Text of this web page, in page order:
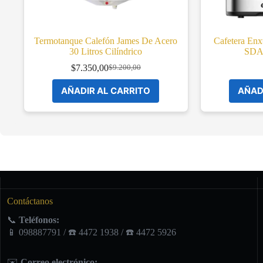
Termotanque Calefón James De Acero
30 Litros Cilíndrico
$9.200,00
Original
price
was:
$9.200,00.
$7.350,00Current
price
is:
$7.350,00.
AÑADIR AL CARRITO
Cafetera
Contáctanos
📞 Teléfonos:
📱 098887791 / ☎️ 4472 1938 / ☎️ 4472 5926